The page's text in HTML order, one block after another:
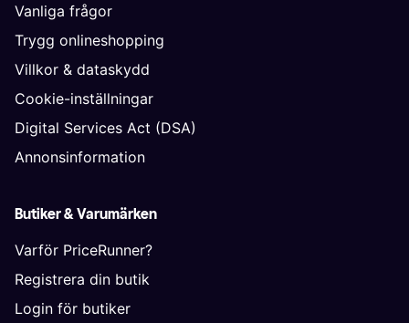
Vanliga frågor
Trygg onlineshopping
Villkor & dataskydd
Cookie-inställningar
Digital Services Act (DSA)
Annonsinformation
Butiker & Varumärken
Varför PriceRunner?
Registrera din butik
Login för butiker